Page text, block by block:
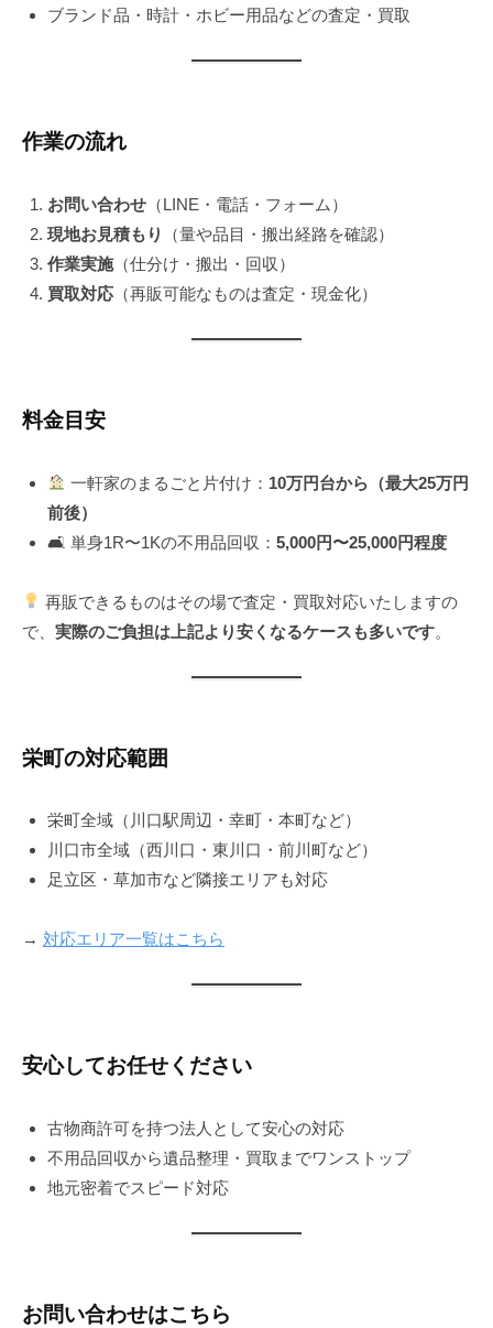
ブランド品・時計・ホビー用品などの査定・買取
作業の流れ
お問い合わせ（LINE・電話・フォーム）
現地お見積もり
（量や品目・搬出経路を確認）
作業実施（仕分け・搬出・回収）
買取対応（再販可能なものは査定・現金化）
料金目安
一軒家のまるごと片付け： 10万円台から（最大25万円
前後）
🛋 単身1R〜1Kの不用品回収： 5,000円〜25,000円程度
再販できるものはその場で査定・買取対応いたしますの
で、 実際のご負担は上記より安くなるケースも多いです。
栄町の対応範囲
栄町全域（川口駅周辺・幸町・本町など）
川口市全域（西川口・東川口・前川町など）
足立区・草加市など隣接エリアも対応
→ 対応エリア一覧はこちら
安心してお任せください
古物商許可を持つ法人として安心の対応
不用品回収から遺品整理・買取までワンストップ
地元密着でスピード対応
お問い合わせはこちら